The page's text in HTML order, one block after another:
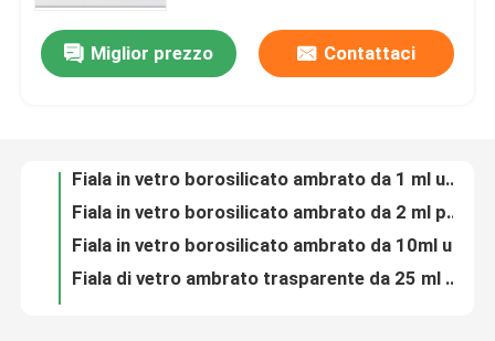
Su di noi
Controllo della qualità
Contattaci
Miglior prezzo Contattaci
1 ml Ampolata di vetro borosilicato trasparente per campioni medici e cosmetici fornita gratuitamente
Fiala in vetro borosilicato ambrato da 10ml uso cosmetico medico
Fiala di vetro ambrato trasparente da 25 ml stampa personalizzata per uso cosmetico medico